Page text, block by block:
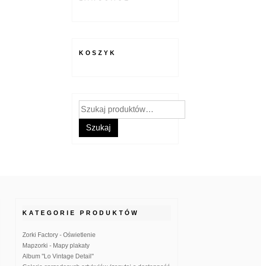
KOSZYK
Szukaj:
Szukaj
KATEGORIE PRODUKTÓW
Zorki Factory - Oświetlenie
Mapzorki - Mapy plakaty
Album "Lo Vintage Detail"